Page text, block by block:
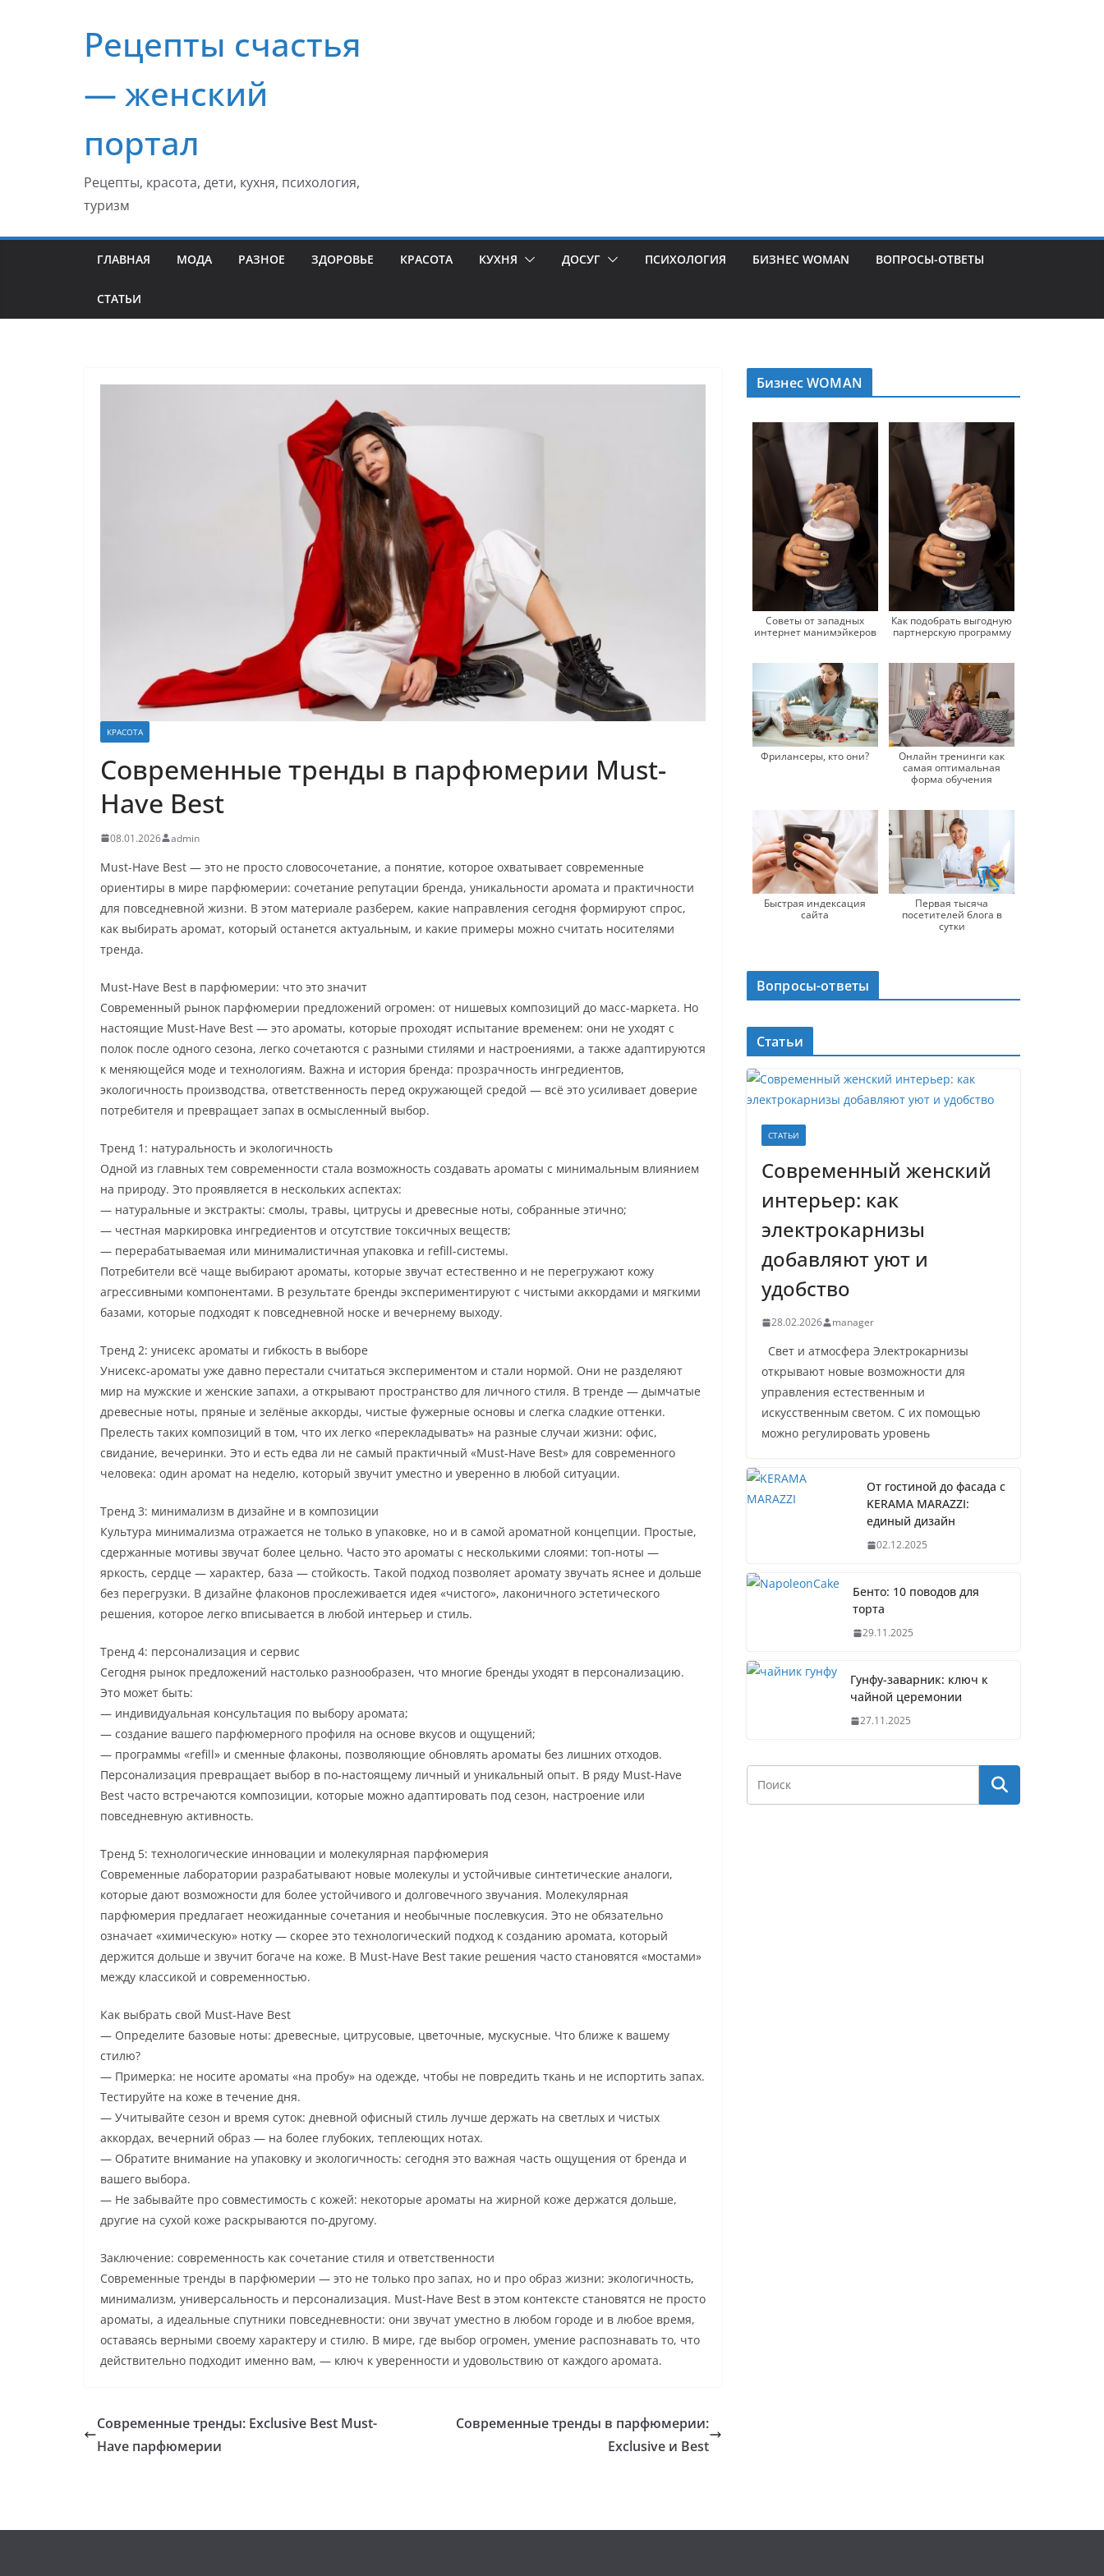
содержимомуРецепты счастья
— женский
портал
Рецепты, красота, дети, кухня, психология,
туризм
ГЛАВНАЯ МОДА РАЗНОЕ ЗДОРОВЬЕ КРАСОТА КУХНЯ ДОСУГ ПСИХОЛОГИЯ БИЗНЕС WOMAN ВОПРОСЫ-ОТВЕТЫ
СТАТЬИ
КРАСОТА
Современные тренды в парфюмерии Must-
Have Best
08.01.2026 admin
Must-Have Best — это не просто словосочетание, а понятие, которое охватывает современные
ориентиры в мире парфюмерии: сочетание репутации бренда, уникальности аромата и практичности
для повседневной жизни. В этом материале разберем, какие направления сегодня формируют спрос,
как выбирать аромат, который останется актуальным, и какие примеры можно считать носителями
тренда.
Must-Have Best в парфюмерии: что это значит
Современный рынок парфюмерии предложений огромен: от нишевых композиций до масс-маркета. Но
настоящие Must-Have Best — это ароматы, которые проходят испытание временем: они не уходят с
полок после одного сезона, легко сочетаются с разными стилями и настроениями, а также адаптируются
к меняющейся моде и технологиям. Важна и история бренда: прозрачность ингредиентов,
экологичность производства, ответственность перед окружающей средой — всё это усиливает доверие
потребителя и превращает запах в осмысленный выбор.
Тренд 1: натуральность и экологичность
Одной из главных тем современности стала возможность создавать ароматы с минимальным влиянием
на природу. Это проявляется в нескольких аспектах:
— натуральные и экстракты: смолы, травы, цитрусы и древесные ноты, собранные этично;
— честная маркировка ингредиентов и отсутствие токсичных веществ;
— перерабатываемая или минималистичная упаковка и refill-системы.
Потребители всё чаще выбирают ароматы, которые звучат естественно и не перегружают кожу
агрессивными компонентами. В результате бренды экспериментируют с чистыми аккордами и мягкими
базами, которые подходят к повседневной носке и вечернему выходу.
Тренд 2: унисекс ароматы и гибкость в выборе
Унисекс-ароматы уже давно перестали считаться экспериментом и стали нормой. Они не разделяют
мир на мужские и женские запахи, а открывают пространство для личного стиля. В тренде — дымчатые
древесные ноты, пряные и зелёные аккорды, чистые фужерные основы и слегка сладкие оттенки.
Прелесть таких композиций в том, что их легко «перекладывать» на разные случаи жизни: офис,
свидание, вечеринки. Это и есть едва ли не самый практичный «Must-Have Best» для современного
человека: один аромат на неделю, который звучит уместно и уверенно в любой ситуации.
Тренд 3: минимализм в дизайне и в композиции
Культура минимализма отражается не только в упаковке, но и в самой ароматной концепции. Простые,
сдержанные мотивы звучат более цельно. Часто это ароматы с несколькими слоями: топ-ноты —
яркость, сердце — характер, база — стойкость. Такой подход позволяет аромату звучать яснее и дольше
без перегрузки. В дизайне флаконов прослеживается идея «чистого», лаконичного эстетического
решения, которое легко вписывается в любой интерьер и стиль.
Тренд 4: персонализация и сервис
Сегодня рынок предложений настолько разнообразен, что многие бренды уходят в персонализацию.
Это может быть:
— индивидуальная консультация по выбору аромата;
— создание вашего парфюмерного профиля на основе вкусов и ощущений;
— программы «refill» и сменные флаконы, позволяющие обновлять ароматы без лишних отходов.
Персонализация превращает выбор в по-настоящему личный и уникальный опыт. В ряду Must-Have
Best часто встречаются композиции, которые можно адаптировать под сезон, настроение или
повседневную активность.
Тренд 5: технологические инновации и молекулярная парфюмерия
Современные лаборатории разрабатывают новые молекулы и устойчивые синтетические аналоги,
которые дают возможности для более устойчивого и долговечного звучания. Молекулярная
парфюмерия предлагает неожиданные сочетания и необычные послевкусия. Это не обязательно
означает «химическую» нотку — скорее это технологический подход к созданию аромата, который
держится дольше и звучит богаче на коже. В Must-Have Best такие решения часто становятся «мостами»
между классикой и современностью.
Как выбрать свой Must-Have Best
— Определите базовые ноты: древесные, цитрусовые, цветочные, мускусные. Что ближе к вашему
стилю?
— Примерка: не носите ароматы «на пробу» на одежде, чтобы не повредить ткань и не испортить запах.
Тестируйте на коже в течение дня.
— Учитывайте сезон и время суток: дневной офисный стиль лучше держать на светлых и чистых
аккордах, вечерний образ — на более глубоких, теплеющих нотах.
— Обратите внимание на упаковку и экологичность: сегодня это важная часть ощущения от бренда и
вашего выбора.
— Не забывайте про совместимость с кожей: некоторые ароматы на жирной коже держатся дольше,
другие на сухой коже раскрываются по-другому.
Заключение: современность как сочетание стиля и ответственности
Современные тренды в парфюмерии — это не только про запах, но и про образ жизни: экологичность,
минимализм, универсальность и персонализация. Must-Have Best в этом контексте становятся не просто
ароматы, а идеальные спутники повседневности: они звучат уместно в любом городе и в любое время,
оставаясь верными своему характеру и стилю. В мире, где выбор огромен, умение распознавать то, что
действительно подходит именно вам, — ключ к уверенности и удовольствию от каждого аромата.
Современные тренды: Exclusive Best Must-
Have парфюмерии
Современные тренды в парфюмерии:
Exclusive и Best
Бизнес WOMAN
Советы от западных
интернет манимэйкеров
Как подобрать выгодную
партнерскую программу
Фрилансеры, кто они?
Онлайн тренинги как
самая оптимальная
форма обучения
Быстрая индексация
сайта
Первая тысяча
посетителей блога в
сутки
Вопросы-ответы
Статьи
СТАТЬИ
Современный женский
интерьер: как
электрокарнизы
добавляют уют и
удобство
28.02.2026 manager
Свет и атмосфера Электрокарнизы
открывают новые возможности для
управления естественным и
искусственным светом. С их помощью
можно регулировать уровень
От гостиной до фасада с
KERAMA MARAZZI:
единый дизайн
02.12.2025
Бенто: 10 поводов для
торта
29.11.2025
Гунфу-заварник: ключ к
чайной церемонии
27.11.2025